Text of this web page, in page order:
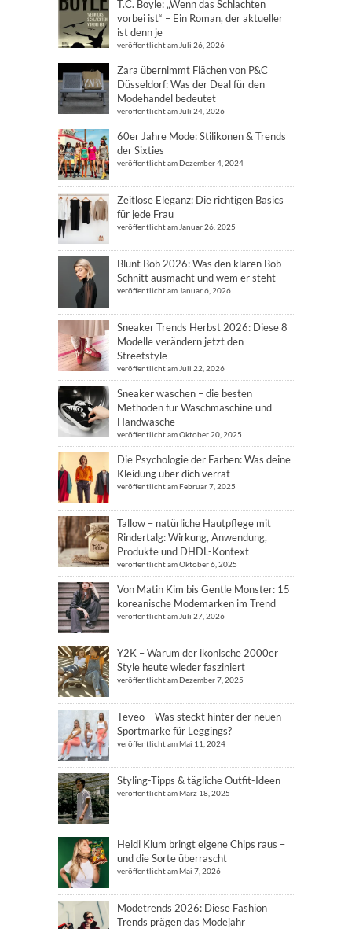
T.C. Boyle: „Wenn das Schlachten
vorbei ist“ – Ein Roman, der aktueller
ist denn je
veröffentlicht am Juli 26, 2026
Zara übernimmt Flächen von P&C
Düsseldorf: Was der Deal für den
Modehandel bedeutet
veröffentlicht am Juli 24, 2026
60er Jahre Mode: Stilikonen & Trends
der Sixties
veröffentlicht am Dezember 4, 2024
Zeitlose Eleganz: Die richtigen Basics
für jede Frau
veröffentlicht am Januar 26, 2025
Blunt Bob 2026: Was den klaren Bob-
Schnitt ausmacht und wem er steht
veröffentlicht am Januar 6, 2026
Sneaker Trends Herbst 2026: Diese 8
Modelle verändern jetzt den
Streetstyle
veröffentlicht am Juli 22, 2026
Sneaker waschen – die besten
Methoden für Waschmaschine und
Handwäsche
veröffentlicht am Oktober 20, 2025
Die Psychologie der Farben: Was deine
Kleidung über dich verrät
veröffentlicht am Februar 7, 2025
Tallow – natürliche Hautpflege mit
Rindertalg: Wirkung, Anwendung,
Produkte und DHDL-Kontext
veröffentlicht am Oktober 6, 2025
Von Matin Kim bis Gentle Monster: 15
koreanische Modemarken im Trend
veröffentlicht am Juli 27, 2026
Y2K – Warum der ikonische 2000er
Style heute wieder fasziniert
veröffentlicht am Dezember 7, 2025
Teveo – Was steckt hinter der neuen
Sportmarke für Leggings?
veröffentlicht am Mai 11, 2024
Styling-Tipps & tägliche Outfit-Ideen
veröffentlicht am März 18, 2025
Heidi Klum bringt eigene Chips raus –
und die Sorte überrascht
veröffentlicht am Mai 7, 2026
Modetrends 2026: Diese Fashion
Trends prägen das Modejahr